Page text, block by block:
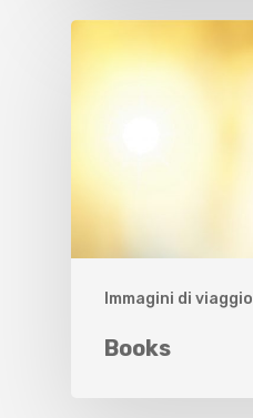
Immagini di viaggio
Books